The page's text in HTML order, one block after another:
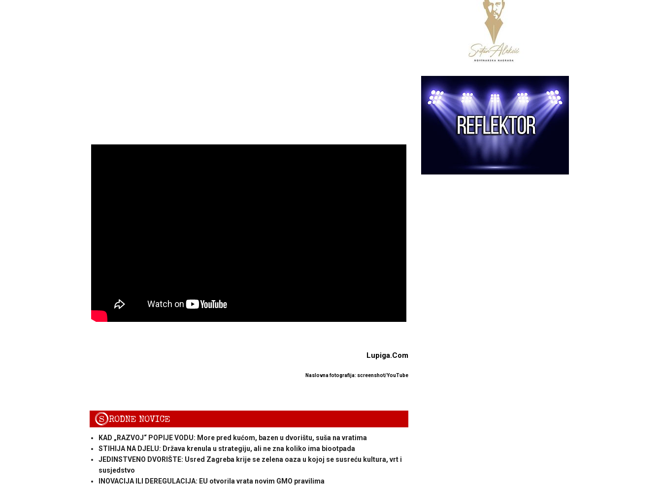
Lupiga.Com
Naslovna fotografija: screenshot/YouTube
SRODNE NOVICE
KAD „RAZVOJ“ POPIJE VODU: More pred kućom, bazen u dvorištu, suša na vratima
STIHIJA NA DJELU: Država krenula u strategiju, ali ne zna koliko ima biootpada
JEDINSTVENO DVORIŠTE: Usred Zagreba krije se zelena oaza u kojoj se susreću kultura, vrt i
susjedstvo
INOVACIJA ILI DEREGULACIJA: EU otvorila vrata novim GMO pravilima